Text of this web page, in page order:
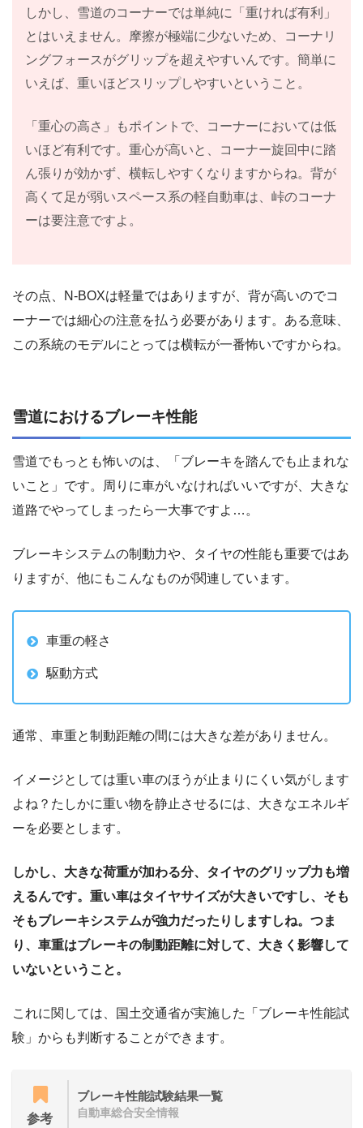
しかし、雪道のコーナーでは単純に「重ければ有利」
とはいえません。摩擦が極端に少ないため、コーナリ
ングフォースがグリップを超えやすいんです。簡単に
いえば、重いほどスリップしやすいということ。
「重心の高さ」もポイントで、コーナーにおいては低
いほど有利です。重心が高いと、コーナー旋回中に踏
ん張りが効かず、横転しやすくなりますからね。背が
高くて足が弱いスペース系の軽自動車は、峠のコーナ
ーは要注意ですよ。
その点、N-BOXは軽量ではありますが、背が高いのでコ
ーナーでは細心の注意を払う必要があります。ある意味、
この系統のモデルにとっては横転が一番怖いですからね。
雪道におけるブレーキ性能
雪道でもっとも怖いのは、「ブレーキを踏んでも止まれな
いこと」です。周りに車がいなければいいですが、大きな
道路でやってしまったら一大事ですよ…。
ブレーキシステムの制動力や、タイヤの性能も重要ではあ
りますが、他にもこんなものが関連しています。
車重の軽さ
駆動方式
通常、車重と制動距離の間には大きな差がありません。
イメージとしては重い車のほうが止まりにくい気がします
よね？たしかに重い物を静止させるには、大きなエネルギ
ーを必要とします。
しかし、大きな荷重が加わる分、タイヤのグリップ力も増
えるんです。重い車はタイヤサイズが大きいですし、そも
そもブレーキシステムが強力だったりしますしね。つま
り、車重はブレーキの制動距離に対して、大きく影響して
いないということ。
これに関しては、国土交通省が実施した「ブレーキ性能試
験」からも判断することができます。
参考
ブレーキ性能試験結果一覧
自動車総合安全情報